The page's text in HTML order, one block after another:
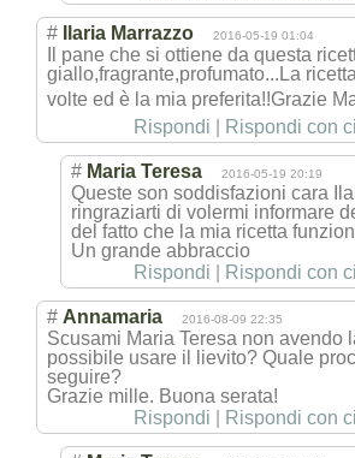
# Ilaria Marrazzo 2016-05-19 01:04
Il pane che si ottiene da questa
giallo,fragrante,profumato...La
volte ed è la mia preferita!!Grazie
Rispondi
Rispondi con
# Maria Teresa 2016-05-19 20:19
Queste son soddisfazioni cara
ringraziarti di volermi informare
del fatto che la mia ricetta
Un grande abbraccio
Rispondi
Rispondi con
# Annamaria 2016-08-09 22:35
Scusami Maria Teresa non avendo
possibile usare il lievito? Quale
seguire?
Grazie mille. Buona serata!
Rispondi
Rispondi con